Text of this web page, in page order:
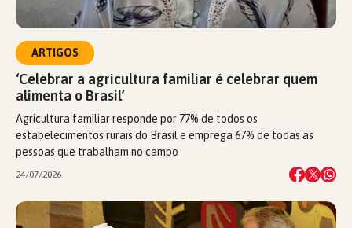
ARTIGOS
‘Celebrar a agricultura familiar é celebrar quem
alimenta o Brasil’
Agricultura familiar responde por 77% de todos os
estabelecimentos rurais do Brasil e emprega 67% de todas as
pessoas que trabalham no campo
24/07/2026